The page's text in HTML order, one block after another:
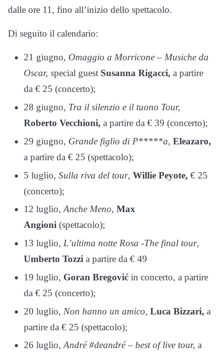
dalle ore 11, fino all’inizio dello spettacolo.
Di seguito il calendario:
21 giugno, Omaggio a Morricone – Musiche da
Oscar, special guest Susanna Rigacci, a partire
da € 25 (concerto);
28 giugno, Tra il silenzio e il tuono Tour,
Roberto Vecchioni, a partire da € 39 (concerto);
29 giugno, Grande figlio di P*****a, Eleazaro,
a partire da € 25 (spettacolo);
5 luglio, Sulla riva del tour, Willie Peyote, € 25
(concerto);
12 luglio,Anche Meno, Max
Angioni (spettacolo);
13 luglio, L’ultima notte Rosa -The final tour,
Umberto Tozzi a partire da € 49
19 luglio, Goran Bregović in concerto, a partire
da € 25 (concerto);
20 luglio, Non hanno un amico, Luca Bizzari, a
partire da € 25 (spettacolo);
26 luglio,André #deandré – best of live tour, a